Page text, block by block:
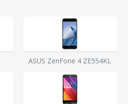
ASUS ZenFone 4 ZE554KL